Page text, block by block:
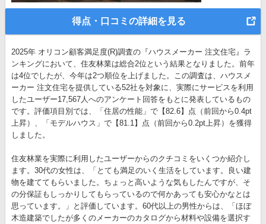
得点・口コミの詳細を見る
2025年 オリコン顧客満足度(R)調査の『ハウスメーカー 注文住宅』ラ
ンキングにおいて、住友林業は総合2位という結果となりました。前年
は4位でしたが、今年は2つ順位を上げました。この調査は、ハウスメ
ーカー 注文住宅を提供している52社を対象に、実際にサービスを利用
したユーザー17,567人へのアンケート回答をもとに発表しているもの
です。評価項目別では、「住居の性能」で【82.6】点（前回から0.4pt
上昇）、「モデルハウス」で【81.1】点（前回から0.2pt上昇）を獲得
しました。
住友林業を実際に利用したユーザーからのクチコミをいくつか紹介し
ます。30代の女性は、「とても満足のいく生活をしています。良い建
物を建ててもらいました。ちょっと高いような気もしたんですが、そ
の分保証もしっかりしてもらっているので何かあっても安心かなとは
思っています。」と評価しています。60代以上の男性からは、「ほぼ
木造建築でしたが多くのメーカーのカタログから材料や設備を選択す